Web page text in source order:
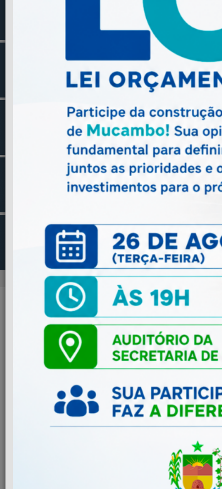
ADMINISTRAÇÃO
Mudança na Emissão de NFS-e
Previous Next